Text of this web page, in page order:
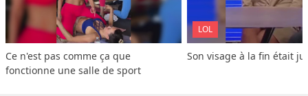
Ce n'est pas comme ça que
fonctionne une salle de sport
LOL
Son visage à la fin était